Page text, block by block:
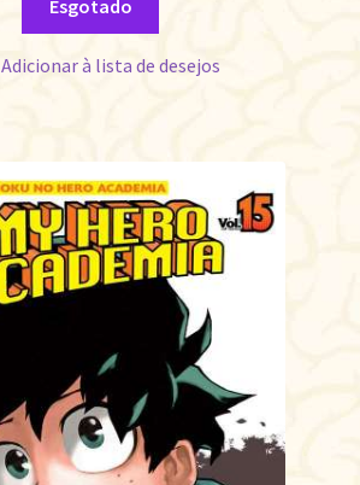
Esgotado
Adicionar à lista de desejos